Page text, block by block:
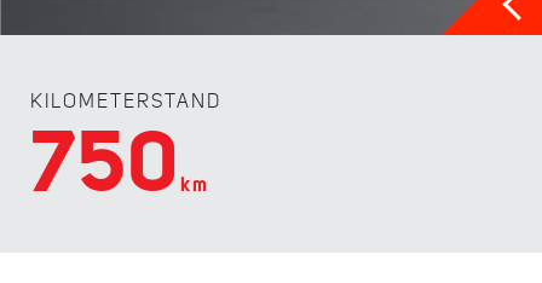
KILOMETERSTAND
750 km